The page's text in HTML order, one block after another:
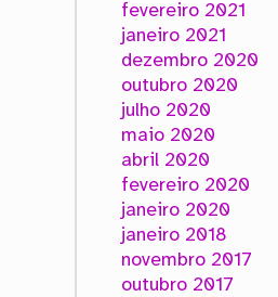
fevereiro 2021
janeiro 2021
dezembro 2020
outubro 2020
julho 2020
maio 2020
abril 2020
fevereiro 2020
janeiro 2020
janeiro 2018
novembro 2017
outubro 2017